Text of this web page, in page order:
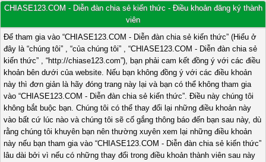
CHIASE123.COM - Diễn đàn chia sẻ kiến thức - Điều khoản đăng ký thành
viên
Để tham gia vào “CHIASE123.COM - Diễn đàn chia sẻ kiến thức” (Hiểu ở
đây là “chúng tôi” , “của chúng tôi” , “CHIASE123.COM - Diễn đàn chia sẻ
kiến thức” , “http://chiase123.com”), bạn phải cam kết đồng ý với các điều
khoản bên dưới của website. Nếu bạn không đồng ý với các điều khoản
này thì đơn giản là hãy đóng trang này lại và bạn có thể không tham gia
vào “CHIASE123.COM - Diễn đàn chia sẻ kiến thức”. Điều này chúng tôi
không bắt buộc bạn. Chúng tôi có thể thay đổi lại những điều khoản này
vào bất cứ lúc nào và chúng tôi sẽ cố gắng thông báo đến bạn sau này, dù
rằng chúng tôi khuyên bạn nên thường xuyên xem lại những điều khoản
này nếu bạn tham gia vào “CHIASE123.COM - Diễn đàn chia sẻ kiến thức”
lâu dài bởi vì nếu có những thay đổi trong điều khoản thành viên sau này